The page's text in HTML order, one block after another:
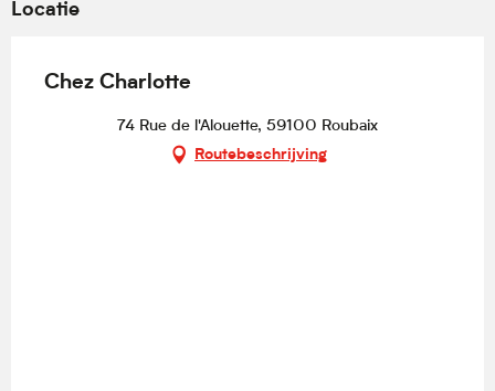
Locatie
Chez Charlotte
74 Rue de l'Alouette, 59100 Roubaix
Routebeschrijving